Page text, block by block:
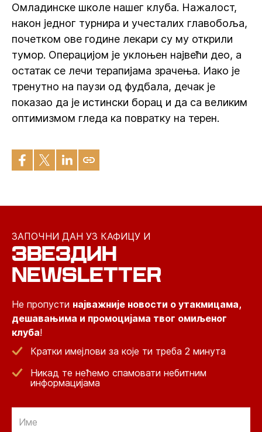
Омладинске школе нашег клуба. Нажалост,
након једног турнира и учесталих главобоља,
почетком ове године лекари су му открили
тумор. Операцијом је уклоњен највећи део, а
остатак се лечи терапијама зрачења. Иако је
тренутно на паузи од фудбала, дечак је
показао да је истински борац и да са великим
оптимизмом гледа ка повратку на терен.
ЗАПОЧНИ ДАН УЗ КАФИЦУ И
ЗВЕЗДИН
NEWSLETTER
Не пропусти најважније новости о утакмицама,
дешавањима и промоцијама твог омиљеног
клуба!
Кратки имејлови за које ти треба 2 минута
Никад те нећемо спамовати небитним
информацијама